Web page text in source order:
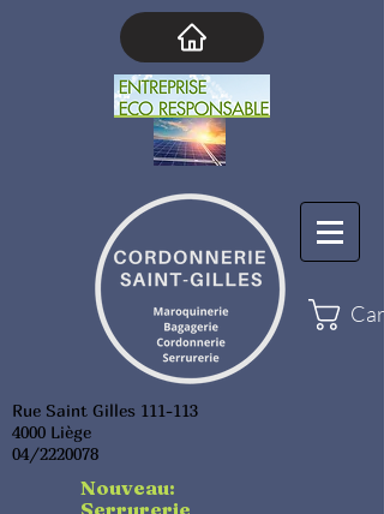
Cart
Rue Saint Gilles 111-113
4000 Liège
04/2220078
Nouveau:
Serrurerie